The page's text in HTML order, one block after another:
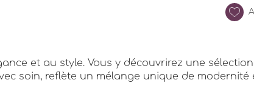
et au style. Vous y découvrirez une
soin, reflète un mélange unique de modernité